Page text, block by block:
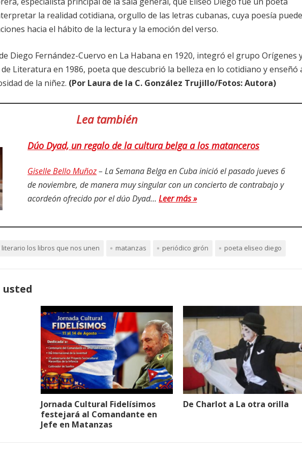
la realidad cotidiana, orgullo de las letras cubanas, cuya poesía puede
hacia el hábito de la lectura y la emoción del verso.
Diego Fernández-Cuervo en La Habana en 1920, integró el grupo Orígenes
Literatura en 1986, poeta que descubrió la belleza en lo cotidiano y enseñó
de la niñez. (Por Laura de la C. González Trujillo/Fotos: Autora)
Lea también
Dúo Dyad, un regalo de la cultura belga a los matanceros
Giselle Bello Muñoz– La Semana Belga en Cuba inició el pasado jueves 6
de noviembre, de manera muy singular con un concierto de contrabajo y
acordeón ofrecido por el dúo Dyad…Leer más »
literario los libros que nos unen matanzas periódico girón poeta eliseo diego
usted
Jornada Cultural Fidelísimos
festejará al Comandante en
Jefe en Matanzas
De Charlot a La otra orilla